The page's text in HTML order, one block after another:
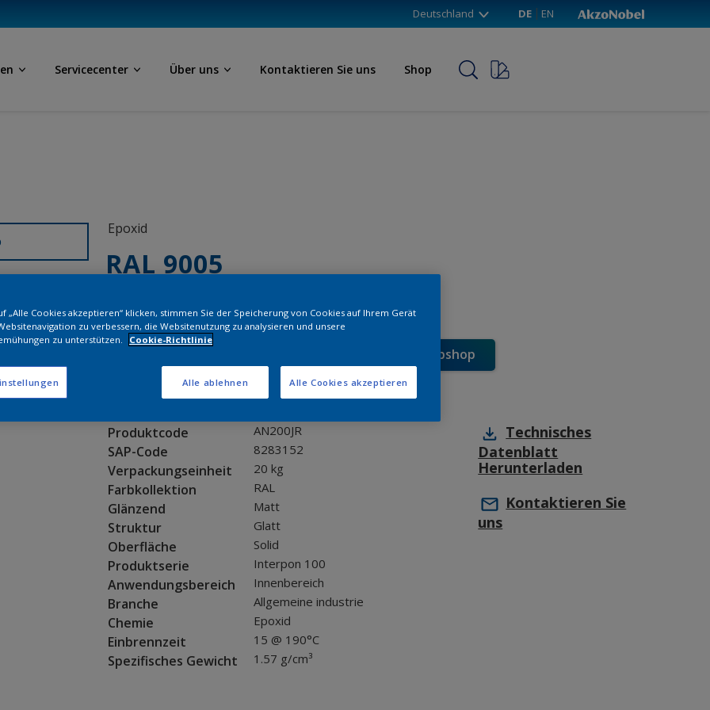
Deutschland DE EN
Servicecenter Über uns Kontaktieren Sie uns Shop
Epoxid
RAL 9005
Bestellen Sie direkt im Webshop
Produktcode AN200JR
SAP-Code 8283152
Verpackungseinheit 20 kg
Farbkollektion RAL
Glänzend Matt
Struktur Glatt
Oberfläche Solid
Produktserie Interpon 100
Anwendungsbereich Innenbereich
Branche Allgemeine industrie
Chemie Epoxid
Einbrennzeit 15 @ 190°C
Spezifisches Gewicht 1.57 g/cm³
Technisches
Datenblatt
Herunterladen
Kontaktieren Sie
uns
„Alle Cookies akzeptieren“ klicken, stimmen Sie der Speicherung von Cookies auf Ihrem Gerät
zu verbessern, die Websitenutzung zu analysieren und unsere
zu unterstützen.
Cookie-Richtlinie
Alle ablehnen Alle Cookies akzeptieren